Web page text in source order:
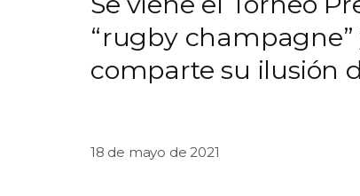
“rugby
comparte su ilusión
18 de mayo de 2021